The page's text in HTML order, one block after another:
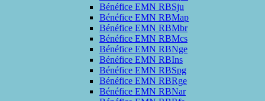
Bénéfice EMN RBSju
Bénéfice EMN RBMap
Bénéfice EMN RBMbr
Bénéfice EMN RBMcs
Bénéfice EMN RBNge
Bénéfice EMN RBIns
Bénéfice EMN RBSpg
Bénéfice EMN RBRge
Bénéfice EMN RBNar